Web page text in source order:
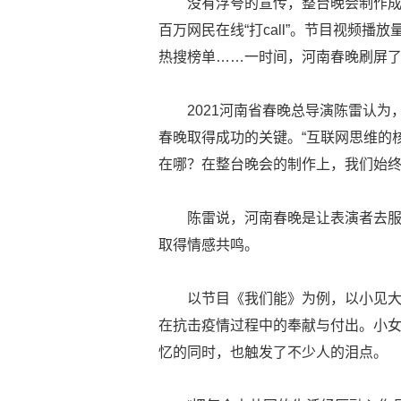
没有浮夸的宣传，整台晚会制作
百万网民在线“打call”。节目视频播
热搜榜单……一时间，河南春晚刷屏
2021河南省春晚总导演陈雷认为
春晚取得成功的关键。“互联网思维
在哪？在整台晚会的制作上，我们始
陈雷说，河南春晚是让表演者去
取得情感共鸣。
以节目《我们能》为例，以小见
在抗击疫情过程中的奉献与付出。小
忆的同时，也触发了不少人的泪点。